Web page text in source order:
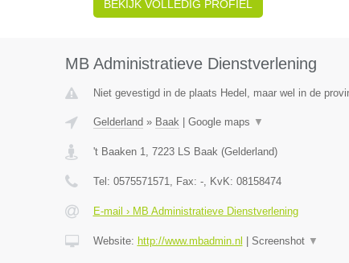
BEKIJK VOLLEDIG PROFIEL
MB Administratieve Dienstverlening
Niet gevestigd in de plaats Hedel, maar wel in de
Gelderland » Baak| Google maps ▼
't Baaken 1, 7223 LS Baak(Gelderland)
Tel: 0575571571, Fax: -, KvK: 08158474
E-mail › MB Administratieve Dienstverlening
Website: http://www.mbadmin.nl Screenshot ▼